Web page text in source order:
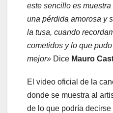
este sencillo es
una pérdida amorosa y
la tusa, cuando
cometidos y lo que
mejor» Dice Mauro
El video oficial de la
donde se muestra al
de lo que podría